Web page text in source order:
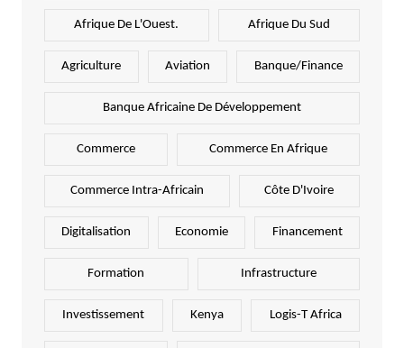
Afrique De L'Ouest. Afrique Du Sud
Agriculture Aviation Banque/Finance
Banque Africaine De Développement
Commerce Commerce En Afrique
Commerce Intra-Africain Côte D'Ivoire
Digitalisation Economie Financement
Formation Infrastructure
Investissement Kenya Logis-T Africa